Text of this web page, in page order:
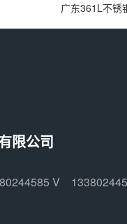
广东361L不锈
限公司
V